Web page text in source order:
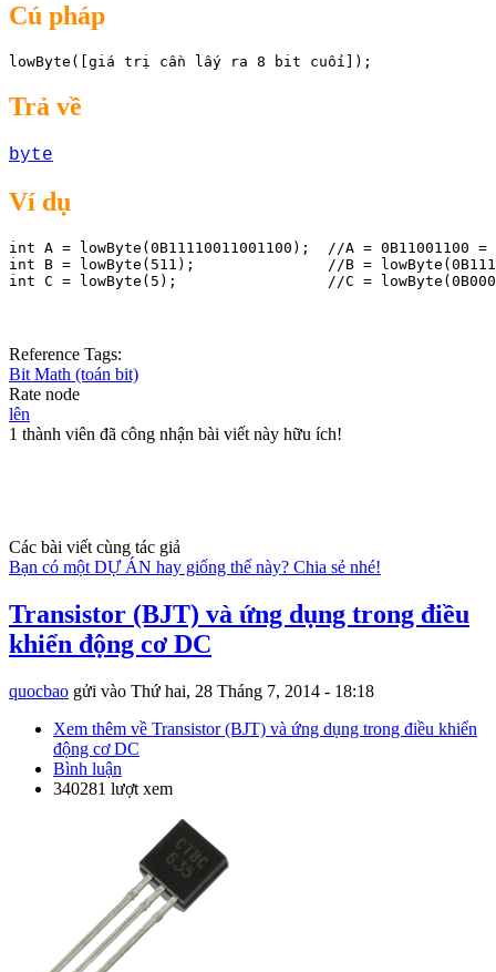
Cú pháp
lowByte([giá trị cần lấy ra 8 bit cuối]);
Trả về
byte
Ví dụ
int A = lowByte(0B11110011001100);  //A = 0B11001100 =
int B = lowByte(511);               //B =
Reference Tags:
Bit Math (toán bit)
Rate node
lên
1 thành viên đã công nhận bài viết này hữu ích!
Các bài viết cùng tác giả
Bạn có một DỰ ÁN hay giống thế này? Chia sẻ nhé!
Transistor (BJT) và ứng dụng trong điều
khiển động cơ DC
quocbao gửi vào Thứ hai, 28 Tháng 7, 2014 - 18:18
Xem thêm về Transistor (BJT) và ứng dụng trong điều khiển
động cơ DC
Bình luận
340281 lượt xem